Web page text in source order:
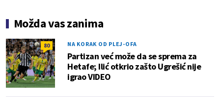
Možda vas zanima
80 NA KORAK OD PLEJ-OFA
Partizan već može da se sprema za
Hetafe; Ilić otkrio zašto Ugrešić nije
igrao VIDEO